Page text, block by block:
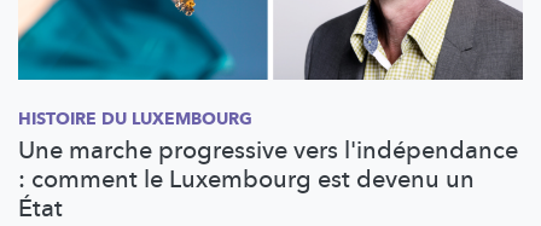
HISTOIRE DU LUXEMBOURG
Une marche progressive vers l'indépendance
: comment le Luxembourg est devenu un
État